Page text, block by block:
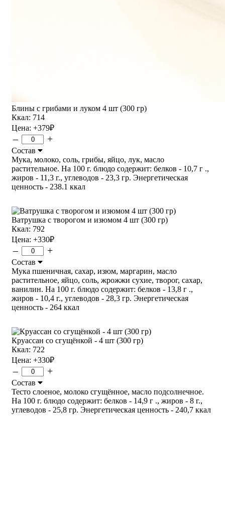
Блины с грибами и луком 4 шт (300 гр)
Ккал: 714
Цена: +379₽
– +
Состав
Мука, молоко, соль, грибы, яйцо, лук, масло
растительное. На 100 г. блюдо содержит: белков - 10,7 г .,
жиров - 11,3 г., углеводов - 23,3 гр. Энергетическая
ценность - 238.1 ккал
Ватрушка с творогом и изюмом 4 шт (300 гр)
Ккал: 792
Цена: +330₽
– +
Состав
Мука пшеничная, сахар, изюм, маргарин, масло
растительное, яйцо, соль, жрожжи сухие, творог, сахар,
ванилин. На 100 г. блюдо содержит: белков - 13,8 г .,
жиров - 10,4 г., углеводов - 28,3 гр. Энергетическая
ценность - 264 ккал
Круассан со сгущёнкой - 4 шт (300 гр)
Ккал: 722
Цена: +330₽
– +
Состав
Тесто слоеное, молоко сгущённое, масло подсолнечное.
На 100 г. блюдо содержит: белков - 14,9 г ., жиров - 8 г.,
углеводов - 25,8 гр. Энергетическая ценность - 240,7 ккал